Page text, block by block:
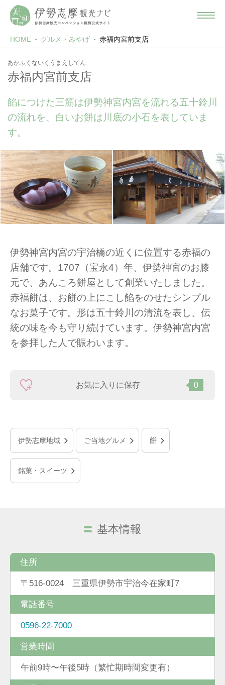
HOME グルメ・みやげ 赤福内宮前支店
あかふくないくうまえしてん
赤福内宮前支店
餡につけた三筋は伊勢神宮内宮を流れる五十鈴川
の流れを、白いお餅は川底の小石を表していま
す。
伊勢神宮内宮の宇治橋の近くに位置する赤福の
店舗です。1707（宝永4）年、伊勢神宮のお膝
元で、あんころ餅屋として創業いたしました。
赤福餅は、お餅の上にこし餡をのせたシンプル
なお菓子です。形は五十鈴川の清流を表し、伝
統の味を今も守り続けています。伊勢神宮内宮
を参拝した人で賑わいます。
お気に入りに保存 0
伊勢志摩地域 ご当地グルメ 餅
銘菓・スイーツ
基本情報
住所
〒516-0024 三重県伊勢市宇治今在家町7
電話番号
0596-22-7000
営業時間
午前9時〜午後5時（繁忙期時間変更有）